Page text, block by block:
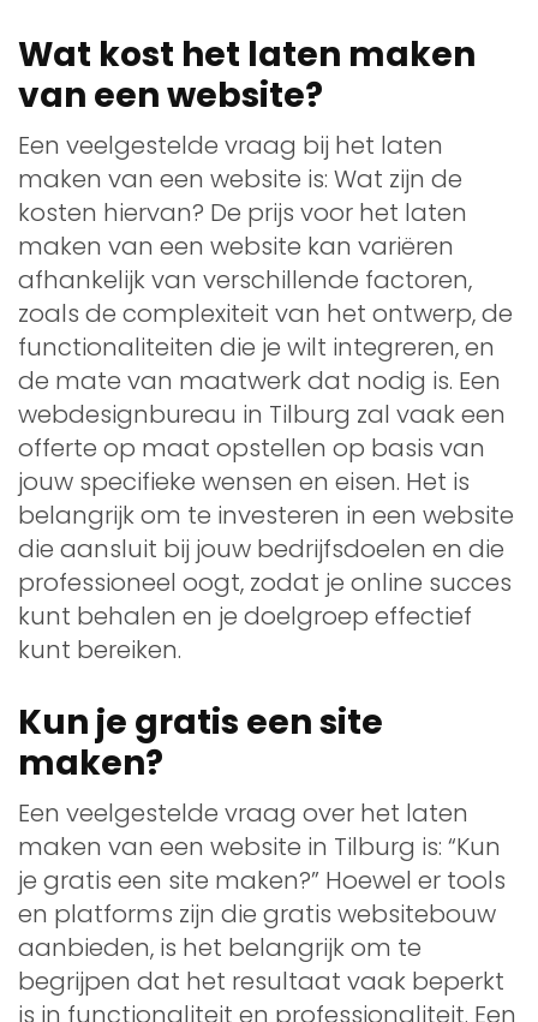
Wat kost het laten maken
van een website?
Een veelgestelde vraag bij het laten
maken van een website is: Wat zijn de
kosten hiervan? De prijs voor het laten
maken van een website kan variëren
afhankelijk van verschillende factoren,
zoals de complexiteit van het ontwerp, de
functionaliteiten die je wilt integreren, en
de mate van maatwerk dat nodig is. Een
webdesignbureau in Tilburg zal vaak een
offerte op maat opstellen op basis van
jouw specifieke wensen en eisen. Het is
belangrijk om te investeren in een website
die aansluit bij jouw bedrijfsdoelen en die
professioneel oogt, zodat je online succes
kunt behalen en je doelgroep effectief
kunt bereiken.
Kun je gratis een site
maken?
Een veelgestelde vraag over het laten
maken van een website in Tilburg is: “Kun
je gratis een site maken?” Hoewel er tools
en platforms zijn die gratis websitebouw
aanbieden, is het belangrijk om te
begrijpen dat het resultaat vaak beperkt
is in functionaliteit en professionaliteit. Een